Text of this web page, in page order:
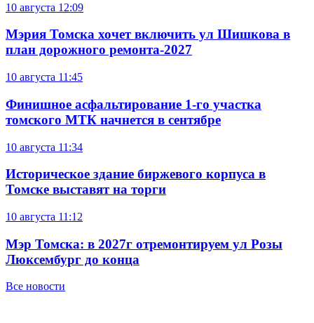
10 августа 12:09
Мэрия Томска хочет включить ул Шишкова в
план дорожного ремонта-2027
10 августа 11:45
Финишное асфальтирование 1-го участка
томского МТК начнется в сентябре
10 августа 11:34
Историческое здание биржевого корпуса в
Томске выставят на торги
10 августа 11:12
Мэр Томска: в 2027г отремонтируем ул Розы
Люксембург до конца
Все новости